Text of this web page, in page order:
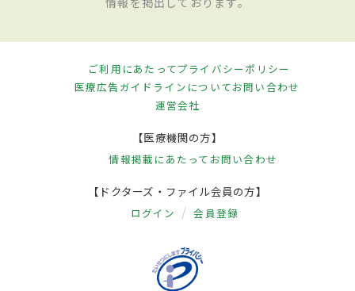
ご利用にあたってプライバシーポリシー
医療広告ガイドラインについてお問い合わせ
運営会社
【医療機関の方】
情報掲載にあたって お問い合わせ
【ドクターズ・ファイル会員の方】
ログイン 会員登録